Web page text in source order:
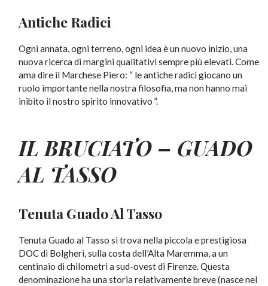
Antiche Radici
Ogni annata, ogni terreno, ogni idea è un nuovo inizio, una
nuova ricerca di margini qualitativi sempre più elevati. Come
ama dire il Marchese Piero: “ le antiche radici giocano un
ruolo importante nella nostra filosofia, ma non hanno mai
inibito il nostro spirito innovativo ”.
IL BRUCIATO – GUADO
AL TASSO
Tenuta Guado Al Tasso
Tenuta Guado al Tasso si trova nella piccola e prestigiosa
DOC di Bolgheri, sulla costa dell’Alta Maremma, a un
centinaio di chilometri a sud-ovest di Firenze. Questa
denominazione ha una storia relativamente breve (nasce nel